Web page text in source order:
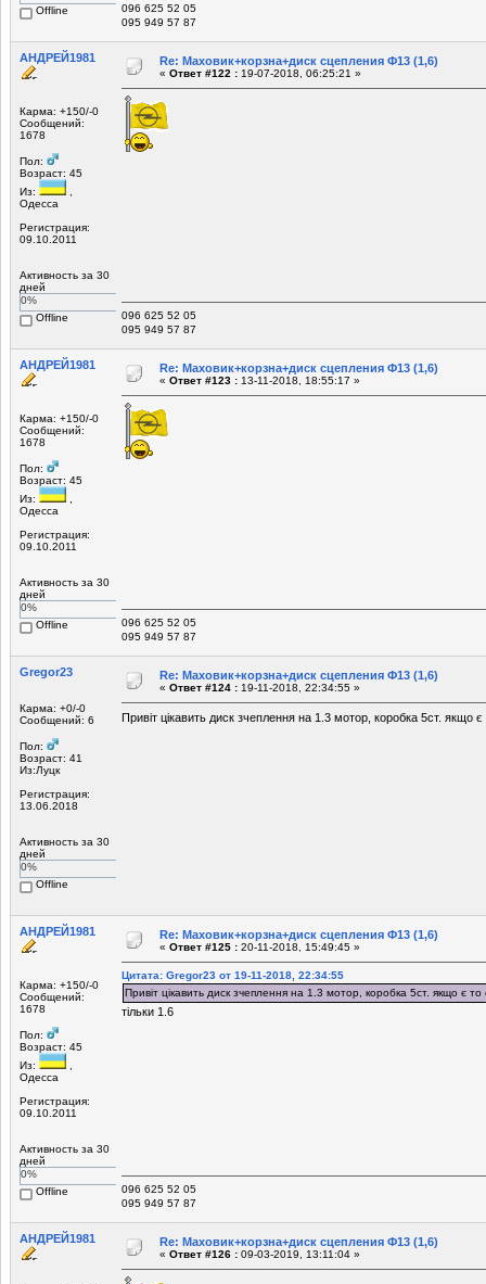
Offline
096 625 52 05
095 949 57 87
АНДРЕЙ1981
Карма: +150/-0
Сообщений:
1678
Пол:
Возраст: 45
Из:
Одесса
Регистрация:
09.10.2011
Активность за 30
дней
0%
Offline
Re: Маховик+корзна+диск сцепления Ф13 (1,6)
« Ответ #122 : 19-07-2018, 06:25:21 »
096 625 52 05
095 949 57 87
АНДРЕЙ1981
Карма: +150/-0
Сообщений:
1678
Пол:
Возраст: 45
Из:
Одесса
Регистрация:
09.10.2011
Активность за 30
дней
0%
Offline
Re: Маховик+корзна+диск сцепления Ф13 (1,6)
« Ответ #123 : 13-11-2018, 18:55:17 »
096 625 52 05
095 949 57 87
Gregor23
Карма: +0/-0
Сообщений: 6
Пол:
Возраст: 41
Из:Луцк
Регистрация:
13.06.2018
Активность за 30
дней
0%
Offline
Re: Маховик+корзна+диск сцепления Ф13 (1,6)
« Ответ #124 : 19-11-2018, 22:34:55 »
Привіт цікавить диск зчеплення на 1.3 мотор, коробка 5ст. якщо є
АНДРЕЙ1981
Карма: +150/-0
Сообщений:
1678
Пол:
Возраст: 45
Из:
Одесса
Регистрация:
09.10.2011
Активность за 30
дней
0%
Offline
Re: Маховик+корзна+диск сцепления Ф13 (1,6)
« Ответ #125 : 20-11-2018, 15:49:45 »
Цитата: Gregor23 от 19-11-2018, 22:34:55
Привіт цікавить диск зчеплення на 1.3 мотор, коробка 5ст. якщо є то
тільки 1.6
096 625 52 05
095 949 57 87
АНДРЕЙ1981 Re: Маховик+корзна+диск сцепления Ф13 (1,6)
« Ответ #126 : 09-03-2019, 13:11:04 »